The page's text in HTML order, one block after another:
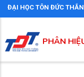
Nhảy
đến
dung
ĐẠI HỌC TÔN ĐỨC
PHÂN